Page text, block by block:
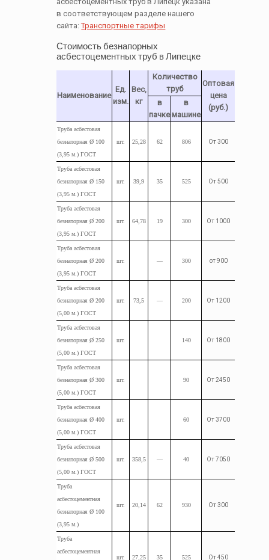
в соответствующем разделе нашего
сайта:Транспортные тарифы
Стоимость безнапорных
асбестоцементных труб в Липецке
Наименование
Ед.
изм.
Вес,
кг
Количество
труб
Оптовая
цена
(руб.)
в
пачке
в
машине
Труба асбестовая
безнапорная Ø 100
(3,95 м.) ГОСТ
шт. 25,28 62 806 От 300
Трубаасбестовая
безнапорная Ø 150
(3,95м.) ГОСТ
шт. 39,9 35 525 От 500
Трубаасбестовая
безнапорная Ø 200
(3,95м.) ГОСТ
шт. 64,78 19 300 От 1000
Трубаасбестовая
безнапорная Ø 200
(3,95м.) ГОСТ
шт. — 300 от 900
Трубаасбестовая
безнапорная Ø 200
(5,00м.) ГОСТ
шт. 73,5 — 200 От 1200
Трубаасбестовая
безнапорная Ø 250
(5,00м.) ГОСТ
шт. 140 От 1800
Трубаасбестовая
безнапорная Ø 300
(5,00м.) ГОСТ
шт. 90 От 2450
Трубаасбестовая
безнапорная Ø 400
(5,00м.) ГОСТ
шт. 60 От 3700
Трубаасбестовая
безнапорная Ø 500
(5,00м.) ГОСТ
шт. 358,5 — 40 От 7050
Труба
асбестоцементная
безнапорная Ø 100
(3,95м.)
шт. 20,14 62 930 От 300
Труба
асбестоцементная
шт. 27,25 35 525 От 450